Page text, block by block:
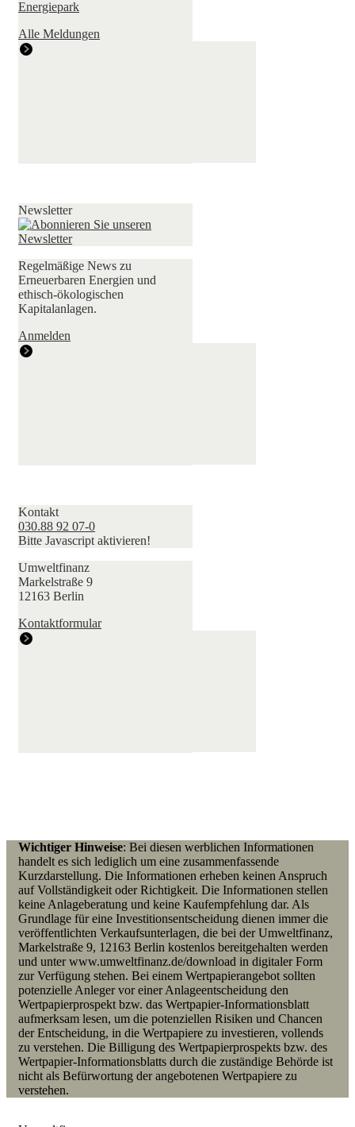
Energiepark
Alle Meldungen
Newsletter
Regelmäßige News zu
Erneuerbaren Energien und
ethisch-ökologischen
Kapitalanlagen.
Anmelden
Kontakt
030.88 92 07-0
Bitte Javascript aktivieren!
Umweltfinanz
Markelstraße 9
12163 Berlin
Kontaktformular
Wichtiger Hinweise: Bei diesen werblichen Informationen
handelt es sich lediglich um eine zusammenfassende
Kurzdarstellung. Die Informationen erheben keinen Anspruch
auf Vollständigkeit oder Richtigkeit. Die Informationen stellen
keine Anlageberatung und keine Kaufempfehlung dar. Als
Grundlage für eine Investitionsentscheidung dienen immer die
veröffentlichten Verkaufsunterlagen, die bei der Umweltfinanz,
Markelstraße 9, 12163 Berlin kostenlos bereitgehalten werden
und unter www.umweltfinanz.de/download in digitaler Form
zur Verfügung stehen. Bei einem Wertpapierangebotsollten
potenzielle Anleger vor einer Anlageentscheidung den
Wertpapierprospekt bzw. das Wertpapier-Informationsblatt
aufmerksam lesen, um die potenziellen Risiken und Chancen
der Entscheidung, in die Wertpapiere zu investieren, vollends
zu verstehen. Die Billigung des Wertpapierprospekts bzw. des
Wertpapier-Informationsblatts durch die zuständige Behörde ist
nicht als Befürwortung der angebotenen Wertpapiere zu
verstehen.